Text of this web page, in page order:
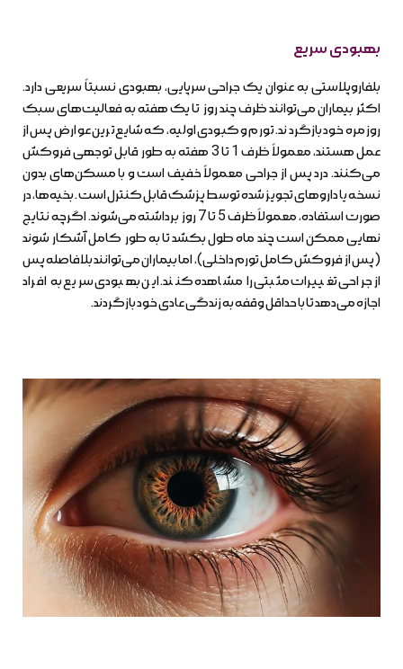
بهبودی سریع
بلفاروپلاستی به عنوان یک جراحی سرپایی، بهبودی نسبتاً سریعی دارد.
اکثر بیماران می‌توانند ظرف چند روز تا یک هفته به فعالیت‌های سبک
روزمره خود بازگردند. تورم و کبودی اولیه، که شایع‌ترین عوارض پس از
عمل هستند، معمولاً ظرف 1 تا 3 هفته به طور قابل توجهی فروکش
می‌کنند. درد پس از جراحی معمولاً خفیف است و با مسکن‌های بدون
نسخه یا داروهای تجویز شده توسط پزشک قابل کنترل است. بخیه‌ها، در
صورت استفاده، معمولاً ظرف 5 تا 7 روز برداشته می‌شوند. اگرچه نتایج
نهایی ممکن است چند ماه طول بکشد تا به طور کامل آشکار شوند
(پس از فروکش کامل تورم داخلی)، اما بیماران می‌توانند بلافاصله پس
از جراحی تغییرات مثبتی را مشاهده کنند. این بهبودی سریع به افراد
اجازه می‌دهد تا با حداقل وقفه به زندگی عادی خود بازگردند.